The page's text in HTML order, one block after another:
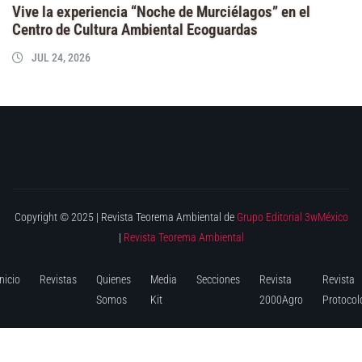
Vive la experiencia “Noche de Murciélagos” en el
Centro de Cultura Ambiental Ecoguardas
JUL 24, 2026
Copyright © 2025 | Revista Teorema Ambiental de Grupo Editorial 3wMéxico
| Revista Teorema Ambiental
Revistas
Quienes
Somos
Media
Kit
Secciones
Revista
2000Agro
Revista